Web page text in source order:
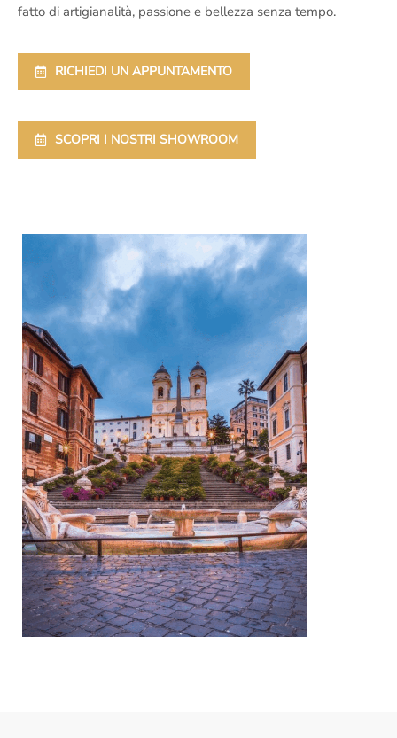
fatto di artigianalità, passione e bellezza senza tempo.
RICHIEDI UN APPUNTAMENTO
SCOPRI I NOSTRI SHOWROOM